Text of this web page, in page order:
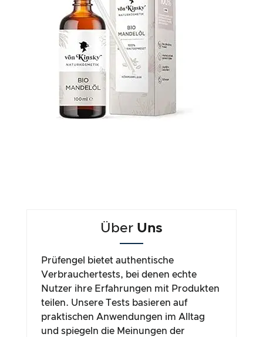
Über Uns
Prüfengel bietet authentische
Verbrauchertests, bei denen echte
Nutzer ihre Erfahrungen mit Produkten
teilen. Unsere Tests basieren auf
praktischen Anwendungen im Alltag
und spiegeln die Meinungen der